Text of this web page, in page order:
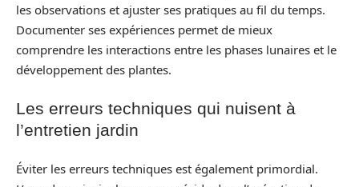
les observations et ajuster ses pratiques au fil du temps.
Documenter ses expériences permet de mieux
comprendre les interactions entre les phases lunaires et le
développement des plantes.
Les erreurs techniques qui nuisent à
l’entretien jardin
Éviter les erreurs techniques est également primordial.